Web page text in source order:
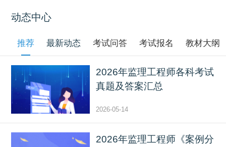
动态中心
推荐 最新动态 考试问答 考试报名 教材大纲
2026年监理工程师各科考试
真题及答案汇总
2026-05-14
2026年监理工程师《案例分